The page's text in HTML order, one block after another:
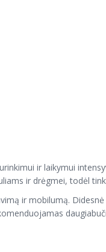
ir laikymui
ir drėgmei, todėl
ir mobilumą.